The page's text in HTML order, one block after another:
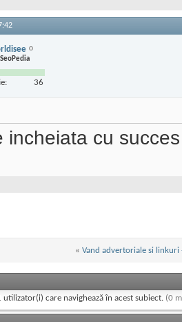
36
incheiata cu succes
« Vand advertoriale si linkuri
care navighează în acest subiect. (0